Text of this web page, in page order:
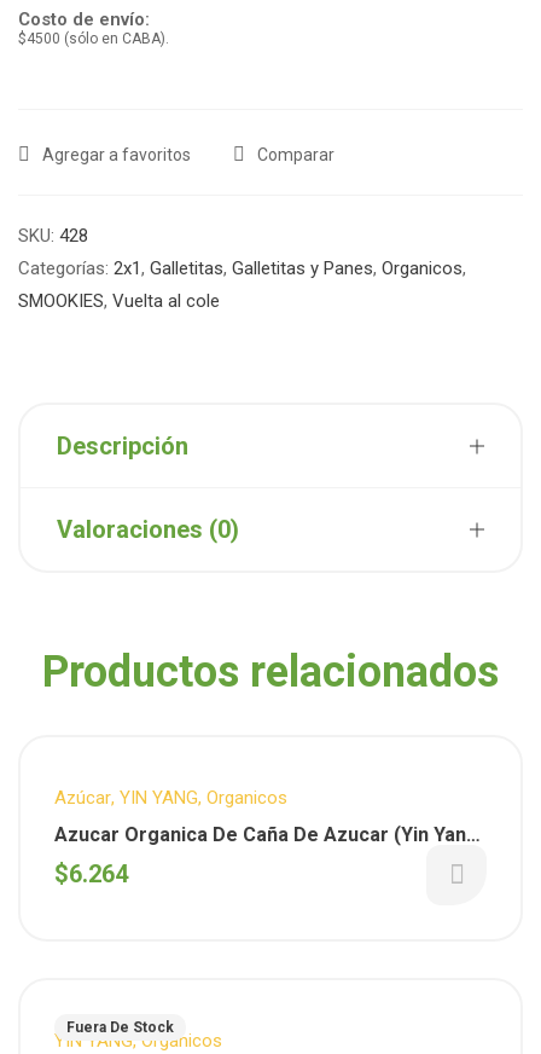
Costo de envío:
$4500 (sólo en CABA).
Agregar a favoritos Comparar
SKU: 428
Categorías: 2x1, Galletitas, Galletitas y Panes, Organicos,
SMOOKIES, Vuelta al cole
Descripción
Valoraciones (0)
Productos relacionados
Azúcar, YIN YANG, Organicos
Azucar Organica De Caña De Azucar (Yin Yang)
x 800 Gs
$6.264
Fuera De Stock
YIN YANG, Organicos